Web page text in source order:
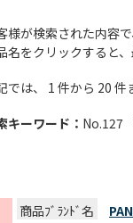
様が検索された内容で
名をクリックすると
では、 1 件から 20 件
キーワード： No.127
商品ﾌﾞﾗﾝﾄﾞ名